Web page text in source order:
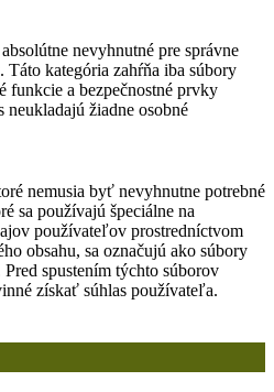
nevyhnutné pre správne
kategória zahŕňa iba súbory
funkcie a bezpečnostné prvky
žiadne osobné
nemusia byť nevyhnutne potrebné
sa používajú špeciálne na
používateľov prostredníctvom
obsahu, sa označujú ako súbory
spustením týchto súborov
získať súhlas používateľa.